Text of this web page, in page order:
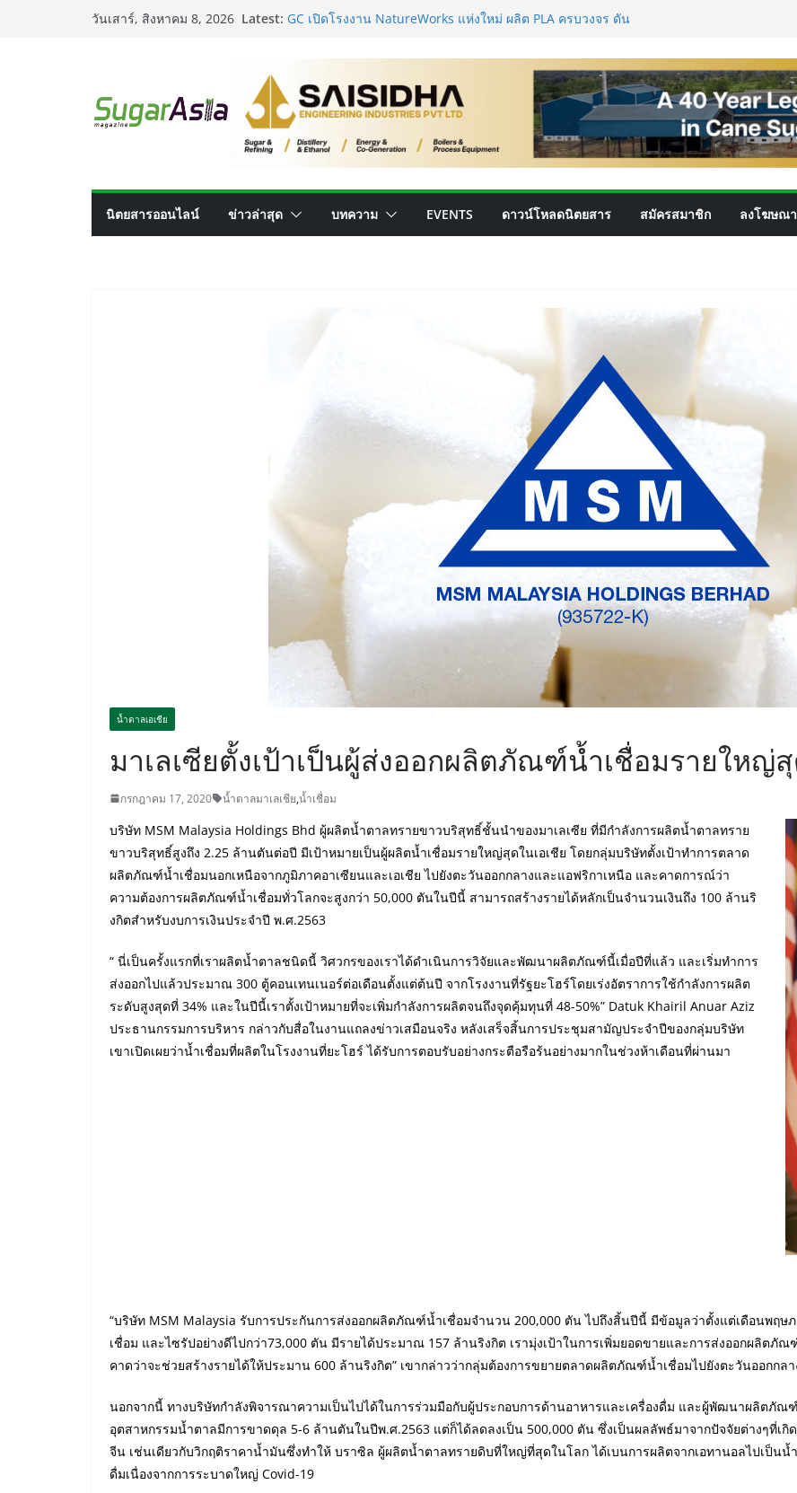
วันเสาร์, สิงหาคม 8, 2026 Latest: GC เปิดโรงงาน NatureWorks แห่งใหม่ ผลิต PLA ครบวงจร ดัน
เครื่องแยกสีความแม่นยำสูง ยกระดับคุณภาพน้ำตาลและ
ประสิทธิภาพการผลิต
VEGAPULS Air: โซลูชันอัจฉริยะสำหรับการบริหารจัดการถังเก็บใน
อุตสาหกรรมน้ำตาล
เปลี่ยนของเสียจากน้ำตาลสู่โปรตีน: Planetary เดินหน้าขยาย
นิตยสารออนไลน์ ข่าวล่าสุด บทความ EVENTS ดาวน์โหลดนิตยสาร สมัครสมาชิก ลงโฆษณา
น้ำตาลเอเชีย
มาเลเซียตั้งเป้าเป็นผู้ส่งออกผลิตภัณฑ์น้ำเชื่อมรายใหญ่สุ
กรกฎาคม 17, 2020 น้ำตาลมาเลเชีย,น้ำเชื่อม
บริษัท MSM Malaysia Holdings Bhd ผู้ผลิตน้ำตาลทรายขาวบริสุทธิ์ชั้นนำของมาเลเซีย ที่มีกำลังการผลิตน้ำตาลทราย
ขาวบริสุทธิ์สูงถึง 2.25 ล้านตันต่อปี มีเป้าหมายเป็นผู้ผลิตน้ำเชื่อมรายใหญ่สุดในเอเชีย โดยกลุ่มบริษัทตั้งเป้าทำการตลาด
ผลิตภัณฑ์น้ำเชื่อมนอกเหนือจากภูมิภาคอาเซียนและเอเชีย ไปยังตะวันออกกลางและแอฟริกาเหนือ และคาดการณ์ว่า
ความต้องการผลิตภัณฑ์น้ำเชื่อมทั่วโลกจะสูงกว่า 50,000 ตันในปีนี้ สามารถสร้างรายได้หลักเป็นจำนวนเงินถึง 100 ล้านริ
งกิตสำหรับงบการเงินประจำปี พ.ศ.2563
“ นี่เป็นครั้งแรกที่เราผลิตน้ำตาลชนิดนี้ วิศวกรของเราได้ดำเนินการวิจัยและพัฒนาผลิตภัณฑ์นี้เมื่อปีที่แล้ว และเริ่มทำการ
ส่งออกไปแล้วประมาณ 300 ตู้คอนเทนเนอร์ต่อเดือนตั้งแต่ต้นปี จากโรงงานที่รัฐยะโฮร์โดยเร่งอัตราการใช้กำลังการผลิต
ระดับสูงสุดที่ 34% และในปีนี้เราตั้งเป้าหมายที่จะเพิ่มกำลังการผลิตจนถึงจุดคุ้มทุนที่ 48-50%” Datuk Khairil Anuar Aziz
ประธานกรรมการบริหาร กล่าวกับสื่อในงานแถลงข่าวเสมือนจริง หลังเสร็จสิ้นการประชุมสามัญประจำปีของกลุ่มบริษัท
เขาเปิดเผยว่าน้ำเชื่อมที่ผลิตในโรงงานที่ยะโฮร์ ได้รับการตอบรับอย่างกระตือรือร้นอย่างมากในช่วงห้าเดือนที่ผ่านมา
“บริษัท MSM Malaysia รับการประกันการส่งออกผลิตภัณฑ์น้ำเชื่อมจำนวน 200,000 ตัน ไปถึงสิ้นปีนี้ มีข้อมูลว่าตั้งแต่เดือนพฤ
เชื่อม และไซรัปอย่างดีไปกว่า73,000 ตัน มีรายได้ประมาณ 157 ล้านริงกิต เรามุ่งเป้าในการเพิ่มยอดขายและการส่งออกผลิต
คาดว่าจะช่วยสร้างรายได้ให้ประมาน 600 ล้านริงกิต” เขากล่าวว่ากลุ่มต้องการขยายตลาดผลิตภัณฑ์น้ำเชื่อมไปยังตะวันออกกล
นอกจากนี้ ทางบริษัทกำลังพิจารณาความเป็นไปได้ในการร่วมมือกับผู้ประกอบการด้านอาหารและเครื่องดื่ม และผู้พัฒนาผลิตภั
อุตสาหกรรมน้ำตาลมีการขาดดุล 5-6 ล้านตันในปีพ.ศ.2563 แต่ก็ได้ลดลงเป็น 500,000 ตัน ซึ่งเป็นผลลัพธ์มาจากปัจจัยต่างๆที่เกิ
จีน เช่นเดียวกับวิกฤติราคาน้ำมันซึ่งทำให้ บราซิล ผู้ผลิตน้ำตาลทรายดิบที่ใหญ่ที่สุดในโลก ได้เบนการผลิตจากเอทานอลไปเป็นน้
ดื่มเนื่องจากการระบาดใหญ่ Covid-19